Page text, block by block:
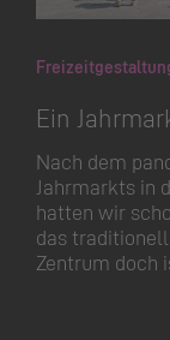
Ein
Nach dem
Jahrmarkts in
hatten wir
das
Zentrum doch